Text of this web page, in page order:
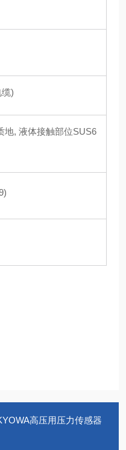
)
地, 液体接触部位SUS6
高压用压力传感器